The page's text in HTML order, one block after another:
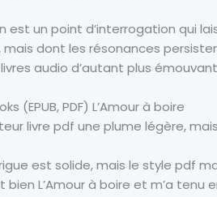
est un point d’interrogation qui
mais dont les résonances
audio d’autant plus
(EPUB, PDF) L’Amour à boire
livre pdf une plume légère,
est solide, mais le style pdf
bien L’Amour à boire et m’a tenu